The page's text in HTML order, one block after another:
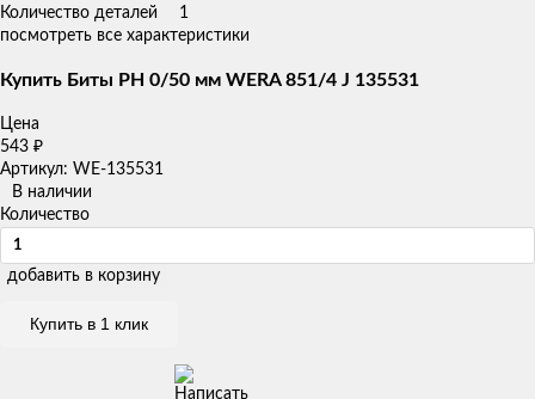
Количество деталей
1
посмотреть все характеристики
Купить Биты PH 0/50 мм WERA 851/4 J 135531
Цена
543 ₽
Артикул: WE-135531
В наличии
Количество
добавить в корзину
Купить в 1 клик